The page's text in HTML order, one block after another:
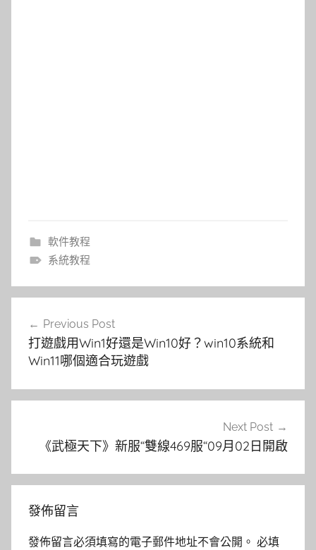
軟件教程
系統教程
章
導
覽
Previous Post
打遊戲用Win1好還是Win10好？win10系統和
Win11哪個適合玩遊戲
Next Post
《武極天下》新服“雙線469服“09月02日開啟
發佈留言
發佈留言必須填寫的電子郵件地址不會公開。 必填